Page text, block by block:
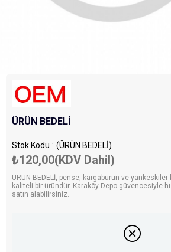
ÜRÜN BEDELİ
Stok Kodu (ÜRÜN BEDELİ)
₺120,00(KDV Dahil)
ÜRÜN BEDELİ, pense, kargaburun ve
kaliteli bir üründür. Karaköy Depo güvencesiyle
satın alabilirsiniz.